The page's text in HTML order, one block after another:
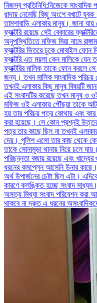
নিজস্ব প্রতিনিধি:নিজেকে সাংবাদিক
ধান্দায় নেমেছি কিছু অংশে
তামশাবাড়ি এলাকার মানুষ। জানা
ফ্যাক্টরি রয়েছে সেই বেকারের
অনুপস্থিতিতে মফিজ মিয়া নামে
ফ্যাক্টরির ভিতরে ঢুকে মোবাইল ফোন
ফ্যাক্টরি এত ময়লা কেন মালিকে যেন
ফ্যাক্টরির মালিক তাকে ফোন করলে
জন্য। তখন মালিক সাংবাদিক পরিচয়
তখনই এলাকার কিছু মানুষ বিষয়টি
এই সংবাদটির করেছে তখন মানুষ ও
মফিজ ওই এলাকায় পৌঁছয়া তাকে
হয় তার পরিচয় পত্র কোথায় এবং কার
করা হয়েছে। সে কোন প্রশ্নই উত্তর
পত্র তার কাছে ছিল না তখনই
দেয়। পুলিশ এসো তার কাছ থেকে
তাকে সোনামুড়া থানায় নিয়ে চলে যায়।
পরিছন্নতা বজায় রয়েছে এবং
ধরনের কমপ্লেন আসেনি উনার
অর্থ উপার্জনের চেষ্টা ছিল এটা।
কারণে কলঙ্কিত হচ্ছে সংবাদ
অসত্য মিথ্যা সংবাদ পরিবেশন করা
থাকবে না দ্রুত এ ধরনের